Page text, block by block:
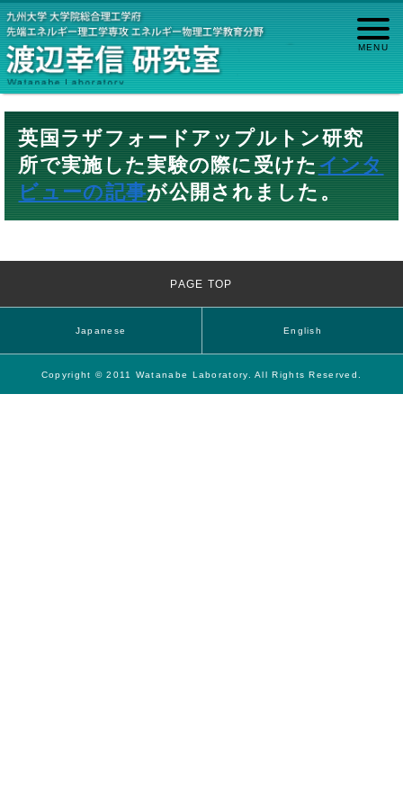
英国ラザフォードアップルトン研究
所で実施した実験の際に受けたインタ
ビューの記事が公開されました。
PAGE TOP
Japanese English
Copyright © 2011 Watanabe Laboratory. All Rights Reserved.